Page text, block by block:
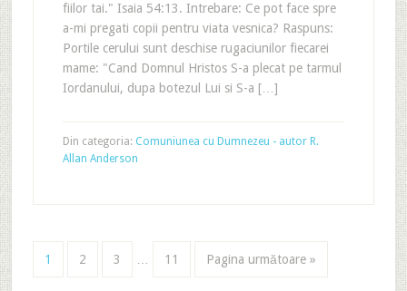
fiilor tai." Isaia 54:13. Intrebare: Ce pot face spre
a-mi pregati copii pentru viata vesnica? Raspuns:
Portile cerului sunt deschise rugaciunilor fiecarei
mame: "Cand Domnul Hristos S-a plecat pe tarmul
Iordanului, dupa botezul Lui si S-a […]
Din categoria: Comuniunea cu Dumnezeu - autor R.
Allan Anderson
1 2 3 11 Pagina următoare »